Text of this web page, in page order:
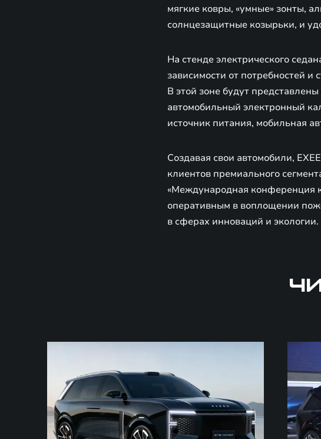
мягкие ковры, «умные» зонты,
солнцезащитные козырьки, и
На стенде электрического
зависимости от потребностей
В этой зоне будут
автомобильный электронный
источник питания, мобильная
Создавая свои автомобили,
клиентов премиального
«Международная конференция
оперативным в воплощении
в сферах инноваций и экологии.